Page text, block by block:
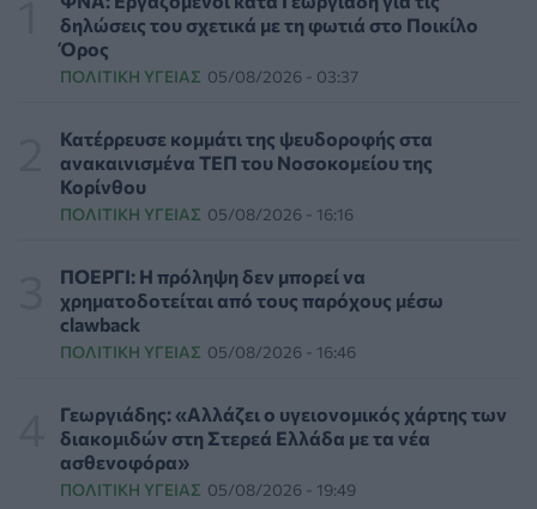
καρκίνο
ΕΠΙΚΑΙΡΌΤΗΤΑ 07/08/2026 - 16:41
αποτέλεσμα σύμφωνα με ειδικό στην παχυσαρκία
ΔΙΑΤΡΟΦΉ 07/08/2026 - 16:16
Ο ΙΣΑ συνιστά τη λήψη σχολαστικών μέτρων ατομικής
ΥΓΕΊΑ 07/08/2026 - 15:42
Ο Δήμος Μετεώρων επενδύει στην πρωτοβάθμια
φροντίδα υγείας και την πρόληψη
Και οι μαϊμούδες έχουν κατοικίδια! Οι επιστήμονες
ρίχνουν φως στις "φιλίες" μεταξύ διαφορετικών ειδών
07/08/2026 - 15:02
δηλώσεις του σχετικά με τη φωτιά στο Ποικίλο
Όρος
ΠΟΛΙΤΙΚΉ ΥΓΕΊΑΣ 05/08/2026 - 03:37
Κατέρρευσε κομμάτι της ψευδοροφής στα
ανακαινισμένα ΤΕΠ του Νοσοκομείου της
Κορίνθου
ΠΟΛΙΤΙΚΉ ΥΓΕΊΑΣ 05/08/2026 - 16:16
ΠΟΕΡΓΙ: Η πρόληψη δεν μπορεί να
χρηματοδοτείται από τους παρόχους μέσω
clawback
ΠΟΛΙΤΙΚΉ ΥΓΕΊΑΣ 05/08/2026 - 16:46
Γεωργιάδης: «Αλλάζει ο υγειονομικός χάρτης των
διακομιδών στη Στερεά Ελλάδα με τα νέα
ασθενοφόρα»
ΠΟΛΙΤΙΚΉ ΥΓΕΊΑΣ 05/08/2026 - 19:49